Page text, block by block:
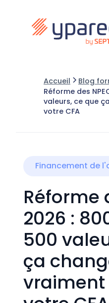
Accueil
Blog
Réforme des
valeurs, ce que
votre CFA
Financement de
Réforme
2026 :
500
ça